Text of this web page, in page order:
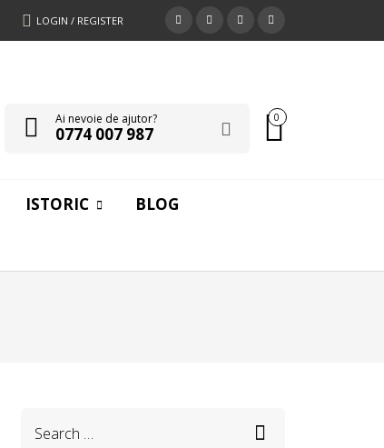
LOGIN / REGISTER
Ai nevoie de ajutor?
0774 007 987
0
ISTORIC BLOG